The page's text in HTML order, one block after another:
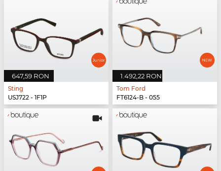
647,59 RON
Sting
USJ722 - 1F1P
1.492,22 RON
Tom Ford
FT6124-B - 055